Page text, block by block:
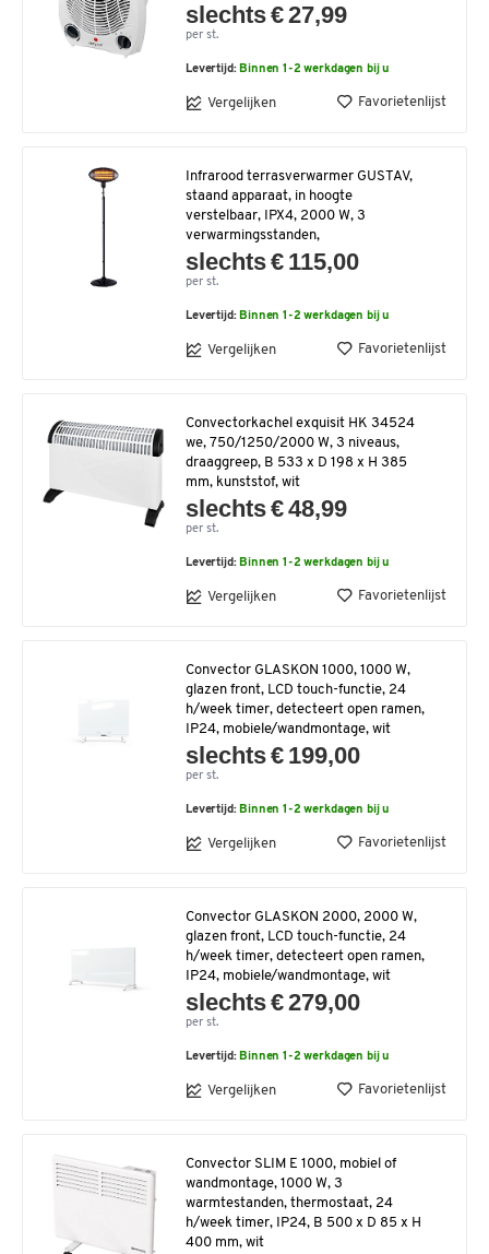
slechts € 27,99
per st.
Levertijd: Binnen 1-2 werkdagen bij u
Vergelijken Favorietenlijst
Infrarood terrasverwarmer GUSTAV,
staand apparaat, in hoogte
verstelbaar, IPX4, 2000 W, 3
verwarmingsstanden,
slechts € 115,00
per st.
Levertijd: Binnen 1-2 werkdagen bij u
Vergelijken Favorietenlijst
Convectorkachel exquisit HK 34524
we, 750/1250/2000 W, 3 niveaus,
draaggreep, B 533 x D 198 x H 385
mm, kunststof, wit
slechts € 48,99
per st.
Levertijd: Binnen 1-2 werkdagen bij u
Vergelijken Favorietenlijst
Convector GLASKON 1000, 1000 W,
glazen front, LCD touch-functie, 24
h/week timer, detecteert open ramen,
IP24, mobiele/wandmontage, wit
slechts € 199,00
per st.
Levertijd: Binnen 1-2 werkdagen bij u
Vergelijken Favorietenlijst
Convector GLASKON 2000, 2000 W,
glazen front, LCD touch-functie, 24
h/week timer, detecteert open ramen,
IP24, mobiele/wandmontage, wit
slechts € 279,00
per st.
Levertijd: Binnen 1-2 werkdagen bij u
Vergelijken Favorietenlijst
Convector SLIM E 1000, mobiel of
wandmontage, 1000 W, 3
warmtestanden, thermostaat, 24
h/week timer, IP24, B 500 x D 85 x H
400 mm, wit